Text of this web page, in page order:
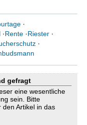
·
·Rente ·Riester ·
·
gefragt
eine wesentliche
sein. Bitte
Artikel in das